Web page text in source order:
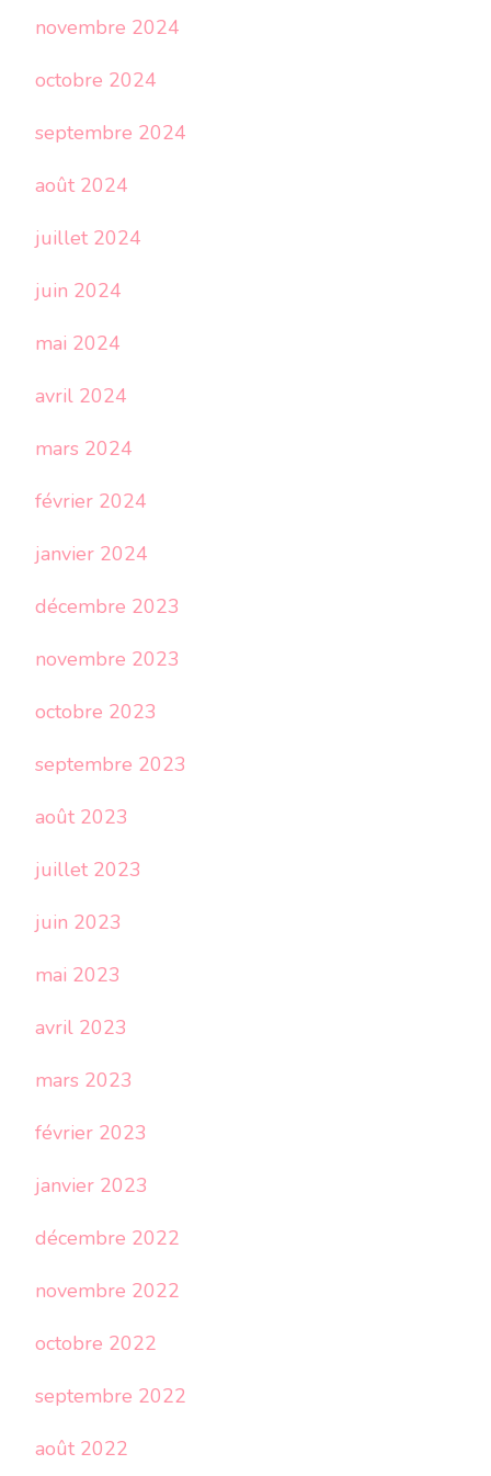
novembre 2024
octobre 2024
septembre 2024
août 2024
juillet 2024
juin 2024
mai 2024
avril 2024
mars 2024
février 2024
janvier 2024
décembre 2023
novembre 2023
octobre 2023
septembre 2023
août 2023
juillet 2023
juin 2023
mai 2023
avril 2023
mars 2023
février 2023
janvier 2023
décembre 2022
novembre 2022
octobre 2022
septembre 2022
août 2022